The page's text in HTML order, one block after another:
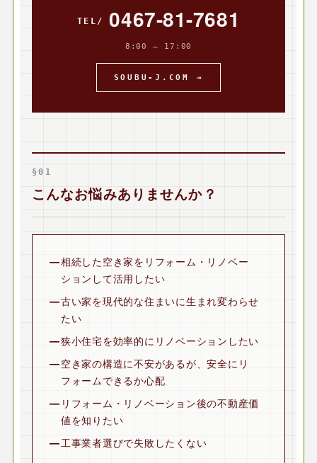
0467-81-7681
8:00 — 17:00
SOUBU-J.COM →
§01
こんなお悩みありませんか？
相続した空き家をリフォーム・リノベー
ションして活用したい
古い家を現代的な住まいに生まれ変わらせ
たい
狭小住宅を効率的にリノベーションしたい
空き家の構造に不安があるが、安全にリ
フォームできるか心配
リフォーム・リノベーション後の不動産価
値を知りたい
工事業者選びで失敗したくない